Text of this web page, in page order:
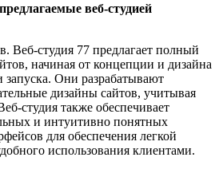
веб-студией
Веб-студия 77 предлагает полный
начиная от концепции и дизайна
Они разрабатывают
дизайны сайтов, учитывая
студия также обеспечивает
и интуитивно понятных
для обеспечения легкой
использования клиентами.